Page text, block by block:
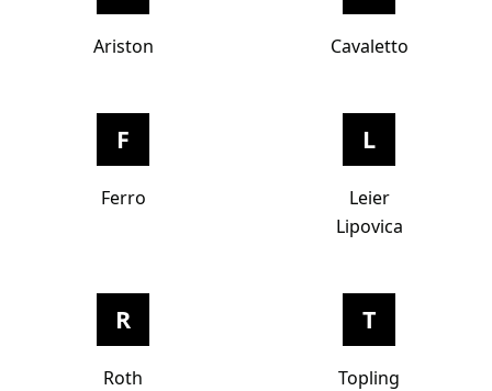
Ariston Cavaletto
F
Ferro
L
Leier
Lipovica
R
Roth
T
Topling